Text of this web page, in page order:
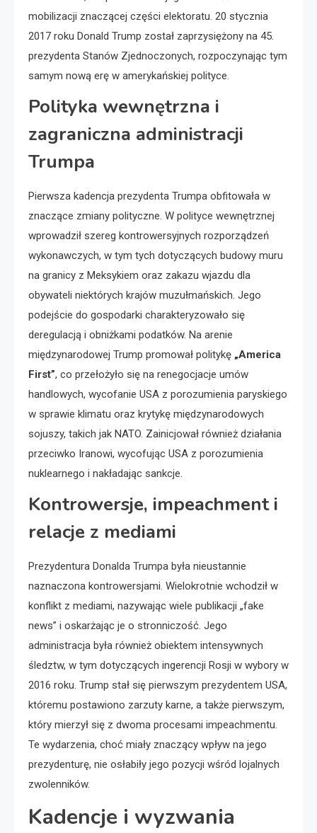
mobilizacji znaczącej części elektoratu. 20 stycznia
2017 roku Donald Trump został zaprzysiężony na 45.
prezydenta Stanów Zjednoczonych, rozpoczynając tym
samym nową erę w amerykańskiej polityce.
Polityka wewnętrzna i
zagraniczna administracji
Trumpa
Pierwsza kadencja prezydenta Trumpa obfitowała w
znaczące zmiany polityczne. W polityce wewnętrznej
wprowadził szereg kontrowersyjnych rozporządzeń
wykonawczych, w tym tych dotyczących budowy muru
na granicy z Meksykiem oraz zakazu wjazdu dla
obywateli niektórych krajów muzułmańskich. Jego
podejście do gospodarki charakteryzowało się
deregulacją i obniżkami podatków. Na arenie
międzynarodowej Trump promował politykę „America
First”, co przełożyło się na renegocjacje umów
handlowych, wycofanie USA z porozumienia paryskiego
w sprawie klimatu oraz krytykę międzynarodowych
sojuszy, takich jak NATO. Zainicjował również działania
przeciwko Iranowi, wycofując USA z porozumienia
nuklearnego i nakładając sankcje.
Kontrowersje, impeachment i
relacje z mediami
Prezydentura Donalda Trumpa była nieustannie
naznaczona kontrowersjami. Wielokrotnie wchodził w
konflikt z mediami, nazywając wiele publikacji „fake
news” i oskarżając je o stronniczość. Jego
administracja była również obiektem intensywnych
śledztw, w tym dotyczących ingerencji Rosji w wybory w
2016 roku. Trump stał się pierwszym prezydentem USA,
któremu postawiono zarzuty karne, a także pierwszym,
który mierzył się z dwoma procesami impeachmentu.
Te wydarzenia, choć miały znaczący wpływ na jego
prezydenturę, nie osłabiły jego pozycji wśród lojalnych
zwolenników.
Kadencje i wyzwania